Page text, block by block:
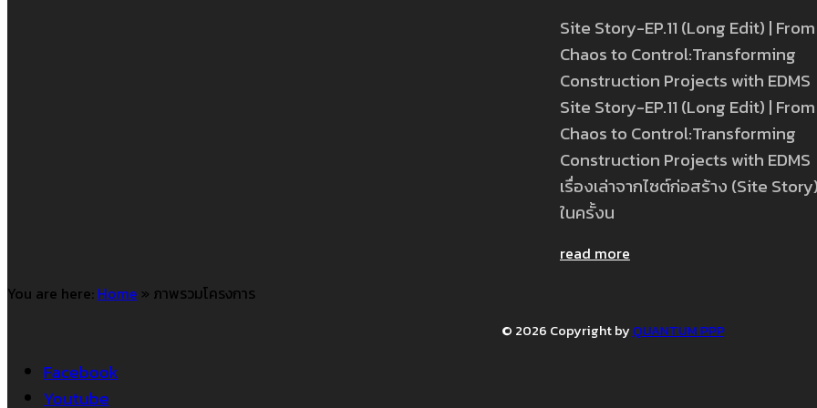
Site Story-EP.11 (Long Edit) | From
Chaos to Control:Transforming
Construction Projects with EDMS
Site Story-EP.11 (Long Edit) | From
Chaos to Control:Transforming
Construction Projects with EDMS
เรื่องเล่าจากไซต์ก่อสร้าง (Site
ในครั้งน
read more
You are here: Home » ภาพรวมโครงการ
© 2026 Copyright by QUANTUM PPP
Facebook
Youtube